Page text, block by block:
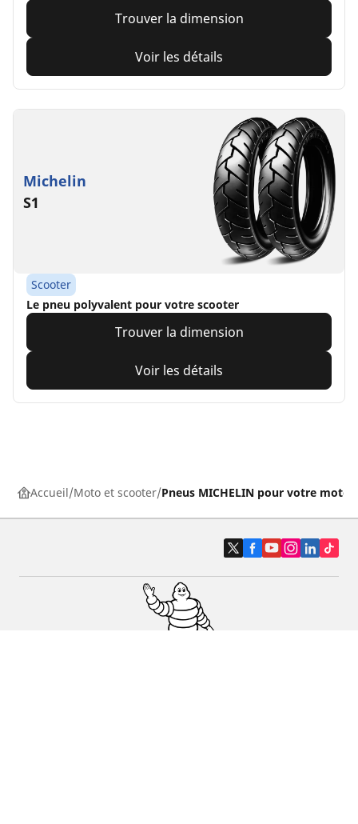
Trouver la dimension
Voir les détails
Michelin
S1
Scooter
Le pneu polyvalent pour votre scooter
Trouver la dimension
Voir les détails
Accueil Moto et scooter Pneus MICHELIN pour votre moto